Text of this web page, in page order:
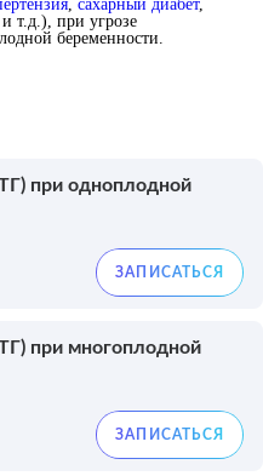
, сахарный диабет,
и т.д.), при угрозе
беременности.
при одноплодной
при многоплодной